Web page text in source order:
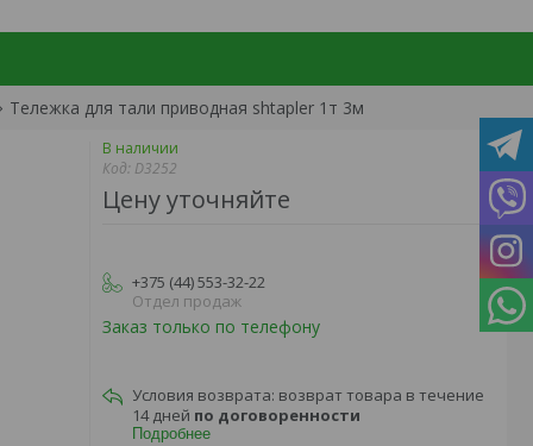
Тележка для тали приводная shtapler 1т 3м
В наличии
Код: D3252
Цену уточняйте
+375 (44) 553-32-22
Отдел продаж
Заказ только по телефону
возврат товара в течение
14 дней по договоренности
Подробнее